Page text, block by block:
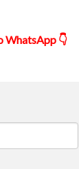
WhatsApp 👇